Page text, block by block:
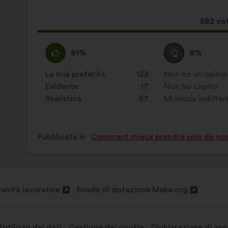
582
Sono
d'accordo
:
91%
Questa
proposta
è
stata
qualificata
La mia preferita 128
volte
Evidente
: 17
volte
Realistica
: 97
volte
Voto
neutrale
:
8%
Questa
proposta
è
stata
qualificata
Non ho
:volte
Non ho capito
:volte
Mi lascia
:volte
Pubblicata in Comment mieux prendre soin de
lavorative Fondo di dotazione Make.org